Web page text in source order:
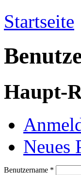
Startseite
Haupt-
Neues
Benutzername *